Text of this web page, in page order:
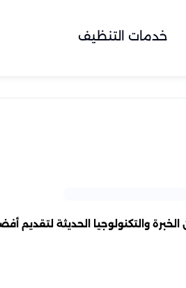
خدمات التنظيف
والتكنولوجيا الحديثة لتقديم